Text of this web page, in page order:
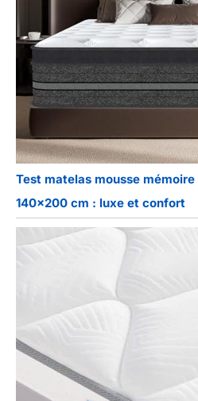
Test matelas mousse
140×200 cm : luxe et confort